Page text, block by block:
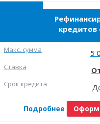
кредитов
Макc. сумма 5
Ставка
Срок кредита
Подробнее